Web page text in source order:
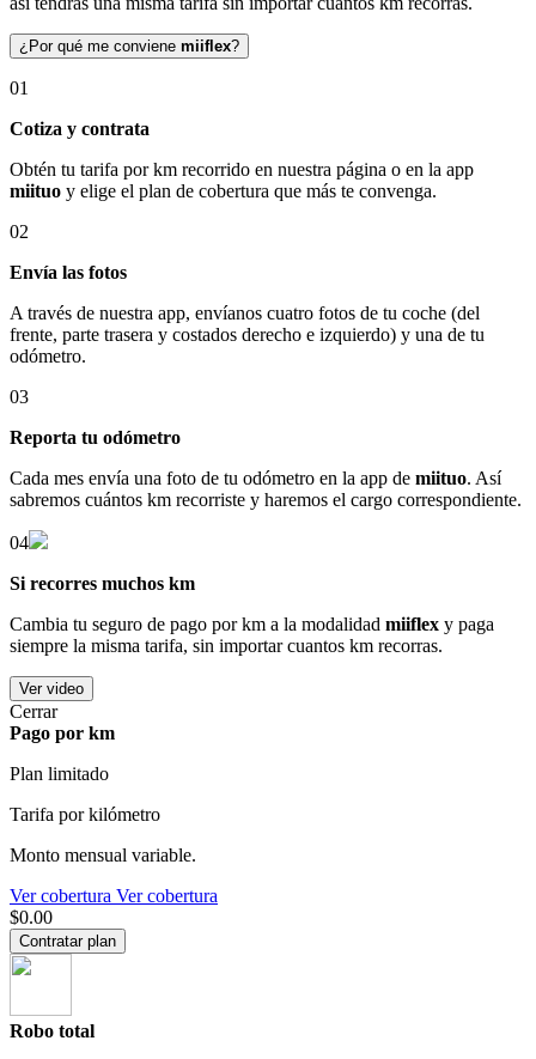
¿Por qué me conviene miiflex?
01
Cotiza y contrata
Obtén tu tarifa por km recorrido en nuestra página o en la app
miituo y elige el plan de cobertura que más te convenga.
02
Envía las fotos
A través de nuestra app, envíanos cuatro fotos de tu coche (del
frente, parte trasera y costados derecho e izquierdo) y una de tu
odómetro.
03
Reporta tu odómetro
Cada mes envía una foto de tu odómetro en la app de miituo. Así
sabremos cuántos km recorriste y haremos el cargo correspondiente.
04
Si recorres muchos km
Cambia tu seguro de pago por km a la modalidad miiflex y paga
siempre la misma tarifa, sin importar cuantos km recorras.
Ver video
Cerrar
Pago por km
Plan limitado
Tarifa por kilómetro
Monto mensual variable.
Ver cobertura Ver cobertura
$0.00
Contratar plan
Robo total